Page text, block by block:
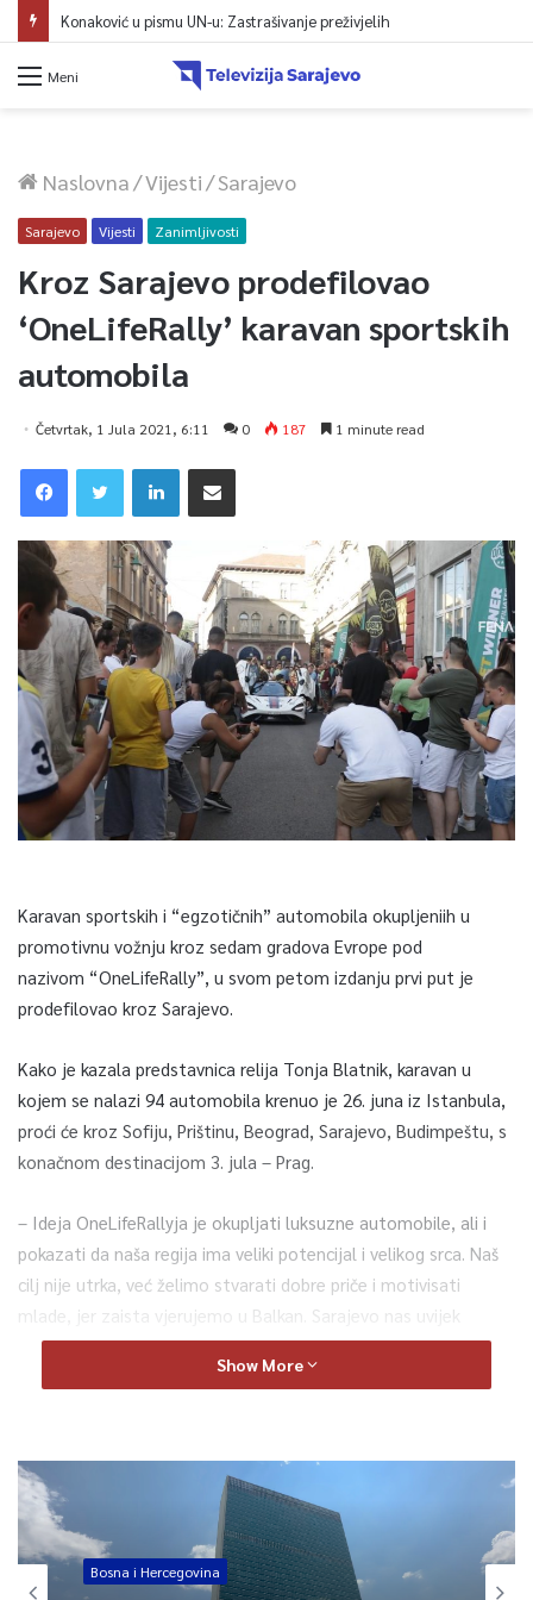
Konaković u pismu UN-u: Zastrašivanje preživjelih
Meni
Naslovna/Vijesti/Sarajevo
Sarajevo Vijesti Zanimljivosti
Kroz Sarajevo prodefilovao
‘OneLifeRally’ karavan sportskih
automobila
Četvrtak, 1 Jula 2021, 6:11 0 187 1 minute read
Karavan sportskih i “egzotičnih” automobila okupljeniih u
promotivnu vožnju kroz sedam gradova Evrope pod
nazivom “OneLifeRally”, u svom petom izdanju prvi put je
prodefilovao kroz Sarajevo.
Kako je kazala predstavnica relija Tonja Blatnik, karavan u
kojem se nalazi 94 automobila krenuo je 26. juna iz Istanbula,
proći će kroz Sofiju, Prištinu, Beograd, Sarajevo, Budimpeštu, s
konačnom destinacijom 3. jula – Prag.
– Ideja OneLifeRallyja je okupljati luksuzne automobile, ali i
pokazati da naša regija ima veliki potencijal i velikog srca. Naš
cilj nije utrka, već želimo stvarati dobre priče i motivisati
mlade, jer zaista vjerujemo u Balkan. Sarajevo nas uvijek
dočeka otvorenih ruku, ali ove godine smo prvi put došli sa
automobilima. Kroz sedam dana 94 automobila proći će kroz
Ljubitelji superautomobila u glavnom gradu BiH mogli su vidjeti
automobile marke Ferrari, Lamborghini, Porsche, Bentley,
Maserati i drugih, rijetko viđenih u Bosni i Hercegovini, vrijednih i
po nekoliko stotina hiljada eura.
Show More
Bosna i Hercegovina